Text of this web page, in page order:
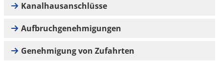
Kanalhausanschlüsse
Aufbruchgenehmigungen
Genehmigung von Zufahrten